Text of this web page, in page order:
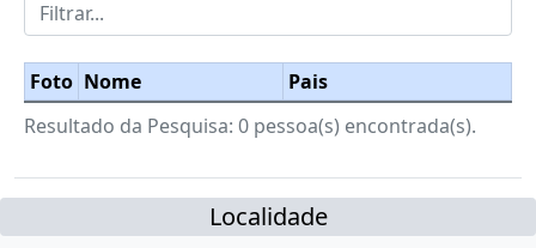
Foto Nome
Pais
Resultado da Pesquisa: 0 pessoa(s) encontrada(s).
Localidade